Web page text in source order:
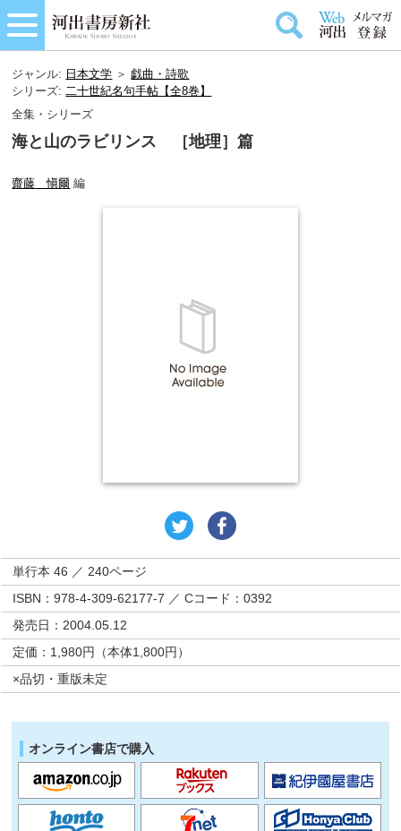
ジャンル: 日本文学 ＞戯曲・詩歌
シリーズ:二十世紀名句手帖【全8巻】
全集・シリーズ
海と山のラビリンス ［地理］篇
齋藤 愼爾 編
単行本 46 ／ 240ページ
ISBN：978-4-309-62177-7 ／ Cコード：0392
発売日：2004.05.12
定価：1,980円（本体1,800円）
×品切・重版未定
オンライン書店で購入